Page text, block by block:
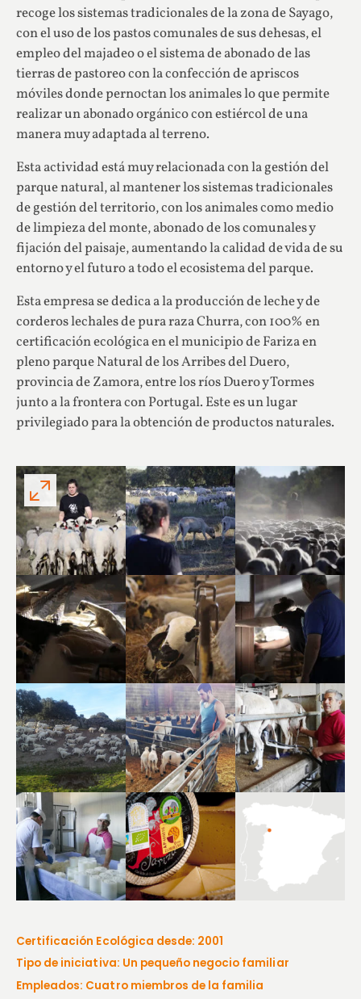
recoge los sistemas tradicionales de la zona de Sayago,
con el uso de los pastos comunales de sus dehesas, el
empleo del majadeo o el sistema de abonado de las
tierras de pastoreo con la confección de apriscos
móviles donde pernoctan los animales lo que permite
realizar un abonado orgánico con estiércol de una
manera muy adaptada al terreno.
Esta actividad está muy relacionada con la gestión del
parque natural, al mantener los sistemas tradicionales
de gestión del territorio, con los animales como medio
de limpieza del monte, abonado de los comunales y
fijación del paisaje, aumentando la calidad de vida de su
entorno y el futuro a todo el ecosistema del parque.
Esta empresa se dedica a la producción de leche y de
corderos lechales de pura raza Churra, con 100% en
certificación ecológica en el municipio de Fariza en
pleno parque Natural de los Arribes del Duero,
provincia de Zamora, entre los ríos Duero y Tormes
junto a la frontera con Portugal. Este es un lugar
privilegiado para la obtención de productos naturales.
Certificación Ecológica desde: 2001
Tipo de iniciativa: Un pequeño negocio familiar
Empleados: Cuatro miembros de la familia